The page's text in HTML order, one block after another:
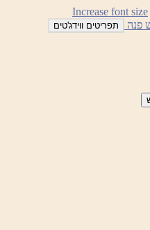
Increase font size
תפריטים ווידג'טים